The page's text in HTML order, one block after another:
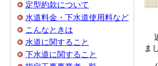
定型約款について
水道料金・下水道使用料など
こんなときは
水道に関すること
下水道に関すること
近
ま